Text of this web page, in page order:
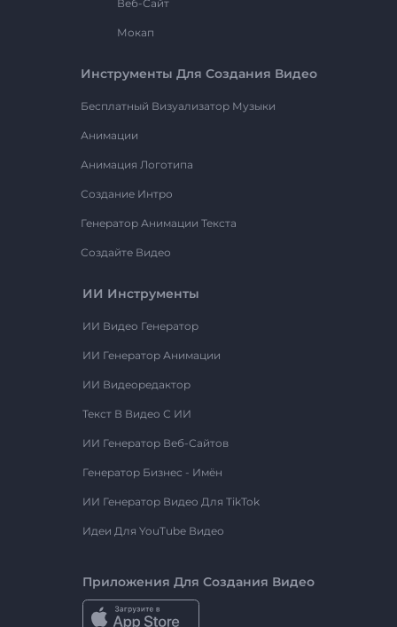
Веб-Сайт
Мокап
Инструменты Для Создания Видео
Бесплатный Визуализатор Музыки
Анимации
Анимация Логотипа
Создание Интро
Генератор Анимации Текста
Создайте Видео
ИИ Инструменты
ИИ Видео Генератор
ИИ Генератор Анимации
ИИ Видеоредактор
Текст В Видео С ИИ
ИИ Генератор Веб-Сайтов
Генератор Бизнес - Имён
ИИ Генератор Видео Для TikTok
Идеи Для YouTube Видео
Приложения Для Создания Видео